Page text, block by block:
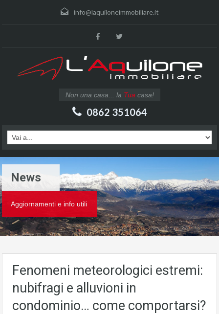
info@laquiloneimmobiliare.it
Non una casa... la Tua casa!
0862 351064
News
Aggiornamenti e info utili
Fenomeni meteorologici estremi:
nubifragi e alluvioni in
condominio… come comportarsi?